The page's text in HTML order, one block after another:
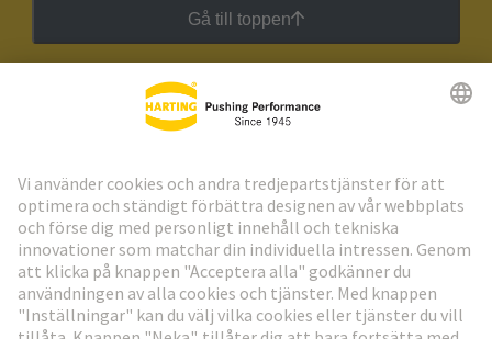
Gå till toppen
HARTING:s nyhetsbrev
Gå till registrering
Social Media